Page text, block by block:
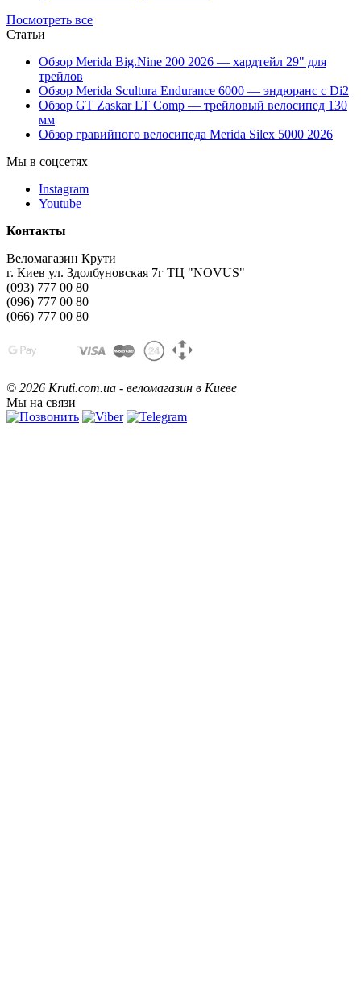
Посмотреть все
Статьи
Обзор Merida Big.Nine 200 2026 — хардтейл 29" для
трейлов
Обзор Merida Scultura Endurance 6000 — эндюранс с Di2
Обзор GT Zaskar LT Comp — трейловый велосипед 130
мм
Обзор гравийного велосипеда Merida Silex 5000 2026
Мы в соцсетях
Instagram
Youtube
Контакты
Веломагазин Крути
г. Киев ул. Здолбуновская 7г ТЦ "NOVUS"
(093) 777 00 80
(096) 777 00 80
(066) 777 00 80
© 2026 Kruti.com.ua - веломагазин в Киеве
Мы на связи